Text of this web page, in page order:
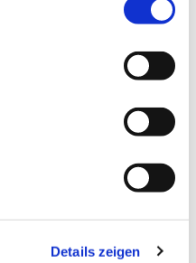
Details zeigen